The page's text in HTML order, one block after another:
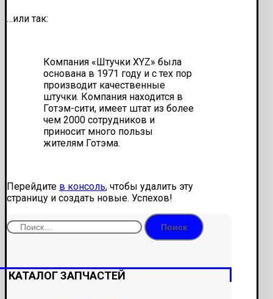
…или так:
Компания «Штучки XYZ» была
основана в 1971 году и с тех пор
производит качественные
штучки. Компания находится в
Готэм-сити, имеет штат из более
чем 2000 сотрудников и
приносит много пользы
жителям Готэма.
Перейдите в консоль, чтобы удалить эту
страницу и создать новые. Успехов!
Найти:
КАТАЛОГ ЗАПЧАСТЕЙ